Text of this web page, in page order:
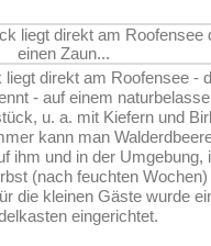
direkt am Roofensee -
- auf einem
u. a. mit Kiefern und
kann man
ihm und in der Umgebung,
(nach feuchten Wochen)
die kleinen Gäste wurde
eingerichtet.